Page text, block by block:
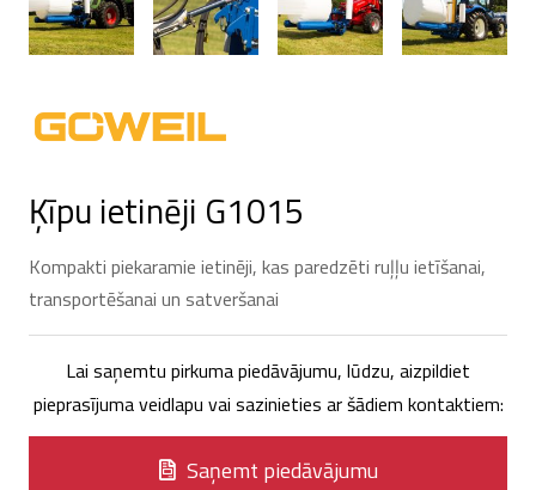
Ķīpu ietinēji G1015
Kompakti piekaramie ietinēji, kas paredzēti ruļļu ietīšanai,
transportēšanai un satveršanai
Lai saņemtu pirkuma piedāvājumu, lūdzu, aizpildiet
pieprasījuma veidlapu vai sazinieties ar šādiem kontaktiem:
Saņemt piedāvājumu